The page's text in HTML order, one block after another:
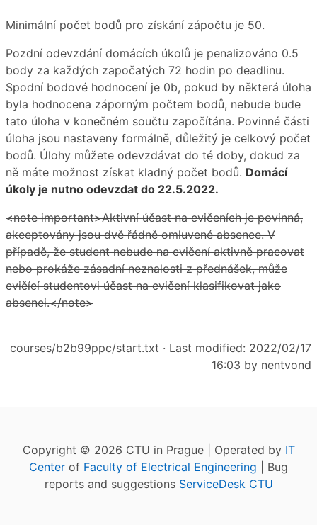
Minimální počet bodů pro získání zápočtu je 50.
Pozdní odevzdání domácích úkolů je penalizováno 0.5
body za každých započatých 72 hodin po deadlinu.
Spodní bodové hodnocení je 0b, pokud by některá úloha
byla hodnocena záporným počtem bodů, nebude bude
tato úloha v konečném součtu započítána. Povinné části
úloha jsou nastaveny formálně, důležitý je celkový počet
bodů. Úlohy můžete odevzdávat do té doby, dokud za
ně máte možnost získat kladný počet bodů. Domácí
úkoly je nutno odevzdat do 22.5.2022.
<note important>Aktivní účast na cvičeních je povinná,
akceptovány jsou dvě řádně omluvené absence. V
případě, že student nebude na cvičení aktivně pracovat
nebo prokáže zásadní neznalosti z přednášek, může
cvičící studentovi účast na cvičení klasifikovat jako
absenci.</note>
courses/b2b99ppc/start.txt · Last modified: 2022/02/17
16:03 by nentvond
Copyright © 2026 CTU in Prague | Operated by IT
Center of Faculty of Electrical Engineering | Bug
reports and suggestions ServiceDesk CTU